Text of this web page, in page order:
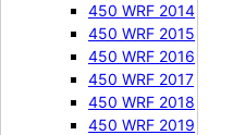
450 WRF 2014
450 WRF 2015
450 WRF 2016
450 WRF 2017
450 WRF 2018
450 WRF 2019